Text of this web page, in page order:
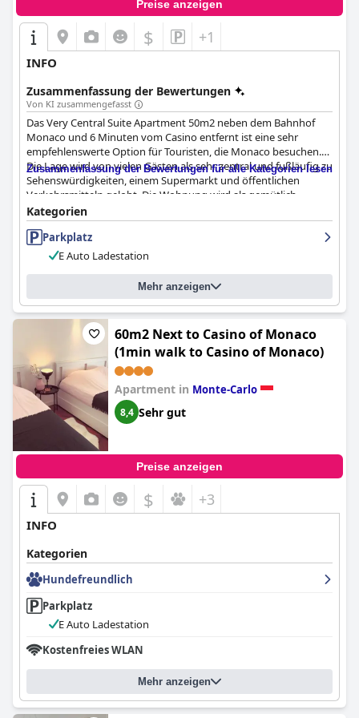
Preise anzeigen
$ +1
INFO
Zusammenfassung der Bewertungen
Von KI zusammengefasst
Das Very Central Suite Apartment 50m2 neben dem Bahnhof
Monaco und 6 Minuten vom Casino entfernt ist eine sehr
empfehlenswerte Option für Touristen, die Monaco besuchen.
Die Lage wird von vielen Gästen als sehr zentral und fußläufig zu
Sehenswürdigkeiten, einem Supermarkt und öffentlichen
Verkehrsmitteln gelobt. Die Wohnung wird als gemütlich,
komfortabel und praktisch mit einer gut ausgestatteten Küche
und einem bequemen Bett beschrieben. Die Gäste schätzen
auch das hohe Maß an Sauberkeit und die Gastfreundschaft des
Gastgebers, der persönliche Empfehlungen und Insider-Tipps
und die Betten sind meist bequem. Es gibt zwar einige kleinere
Probleme mit dem Badezimmer und dem Schlafsofa, aber im
Großen und Ganzen empfinden die Gäste die Wohnung als
einen geselligen und angenehmen Aufenthaltsort mit einem
ausgezeichneten Preis-Leistungs-Verhältnis.
Zusammenfassung der Bewertungen für alle Kategorien lesen
Kategorien
Parkplatz
E Auto Ladestation
Mehr anzeigen
60m2 Next to Casino of Monaco
(1min walk to Casino of Monaco)
Apartment in Monte-Carlo
8,4 Sehr gut
Preise anzeigen
$ +3
INFO
Kategorien
Hundefreundlich
Parkplatz
E Auto Ladestation
Kostenfreies WLAN
Mehr anzeigen